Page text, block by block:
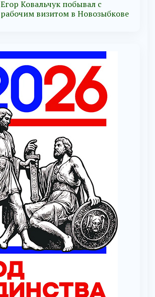
Егор Ковальчук побывал с
рабочим визитом в Новозыбкове